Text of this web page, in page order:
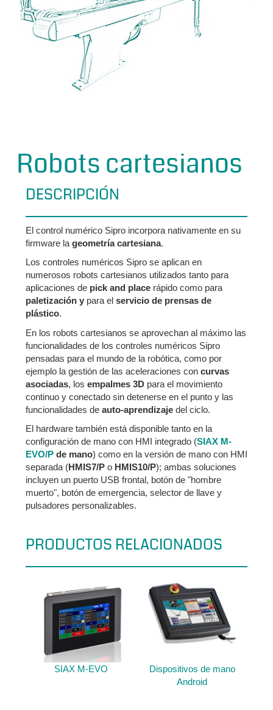
Robots cartesianos
DESCRIPCIÓN
El control numérico Sipro incorpora nativamente en su
firmware la geometría cartesiana.
Los controles numéricos Sipro se aplican en
numerosos robots cartesianos utilizados tanto para
aplicaciones de pick and place rápido como para
paletización y para el servicio de prensas de
plástico.
En los robots cartesianos se aprovechan al máximo las
funcionalidades de los controles numéricos Sipro
pensadas para el mundo de la robótica, como por
ejemplo la gestión de las aceleraciones con curvas
asociadas, los empalmes 3D para el movimiento
continuo y conectado sin detenerse en el punto y las
funcionalidades de auto-aprendizaje del ciclo.
El hardware también está disponible tanto en la
configuración de mano con HMI integrado (SIAX M-
EVO/P de mano) como en la versión de mano con HMI
separada (HMIS7/P o HMIS10/P); ambas soluciones
incluyen un puerto USB frontal, botón de "hombre
muerto", botón de emergencia, selector de llave y
pulsadores personalizables.
PRODUCTOS RELACIONADOS
SIAX M-EVO
Dispositivos de mano
Android